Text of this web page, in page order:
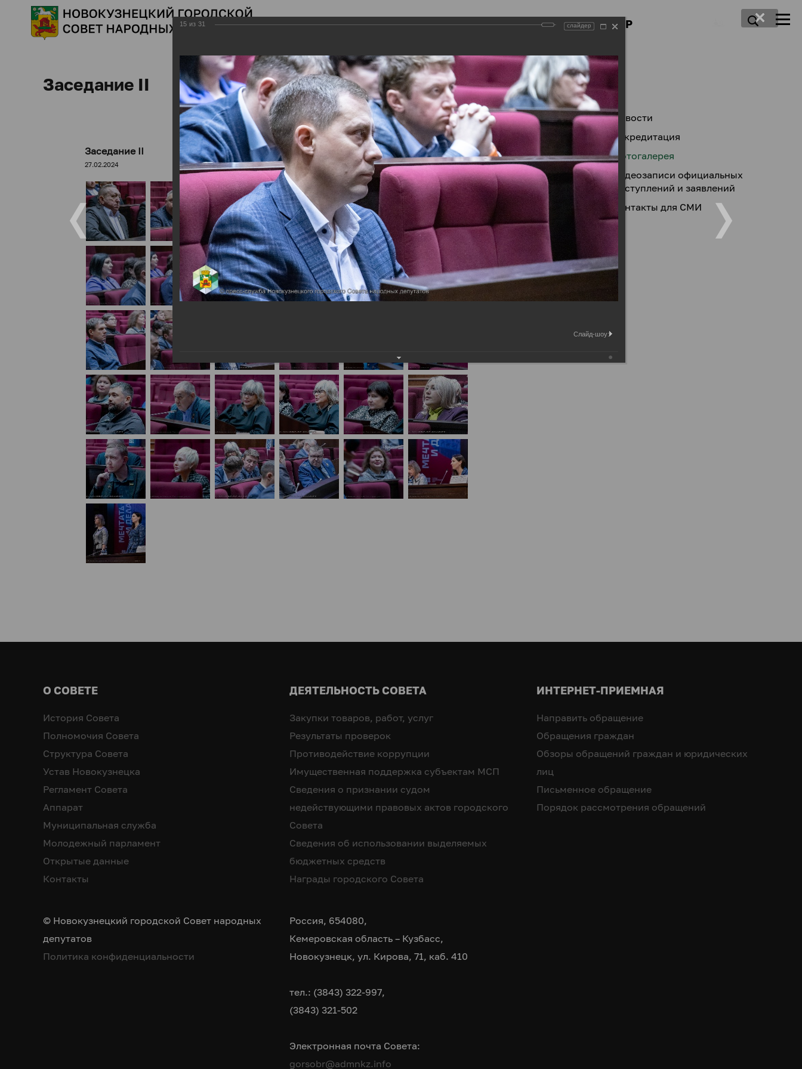
ДЕПУТАТЫ ПРАВОТВОРЧЕСТВО ПРЕСС-ЦЕНТР
Заседание II
Заседание II
27.02.2024
Новости
Аккредитация
Фотогалерея
Видеозаписи официальных
выступлений и заявлений
Контакты для СМИ
О СОВЕТЕ
История Совета
Полномочия Совета
Структура Совета
Устав Новокузнецка
Регламент Совета
Аппарат
Муниципальная служба
Молодежный парламент
Открытые данные
Контакты
ДЕЯТЕЛЬНОСТЬ СОВЕТА
Закупки товаров, работ, услуг
Результаты проверок
Противодействие коррупции
Имущественная поддержка субъектам МСП
Сведения о признании судом
недействующими правовых актов городского
Совета
Сведения об использовании выделяемых
бюджетных средств
Награды городского Совета
ИНТЕРНЕТ-ПРИЕМНАЯ
Направить обращение
Обращения граждан
Обзоры обращений граждан и юридических
лиц
Письменное обращение
Порядок рассмотрения обращений
© Новокузнецкий городской Совет народных
депутатов
Политика конфиденциальности
Россия, 654080,
Кемеровская область – Кузбасс,
Новокузнецк, ул. Кирова, 71, каб. 410
тел.: (3843) 322-997,
(3843) 321-502
Электронная почта Совета:
gorsobr@admnkz.info
15 из 31 слайдер
Слайд-шоу: